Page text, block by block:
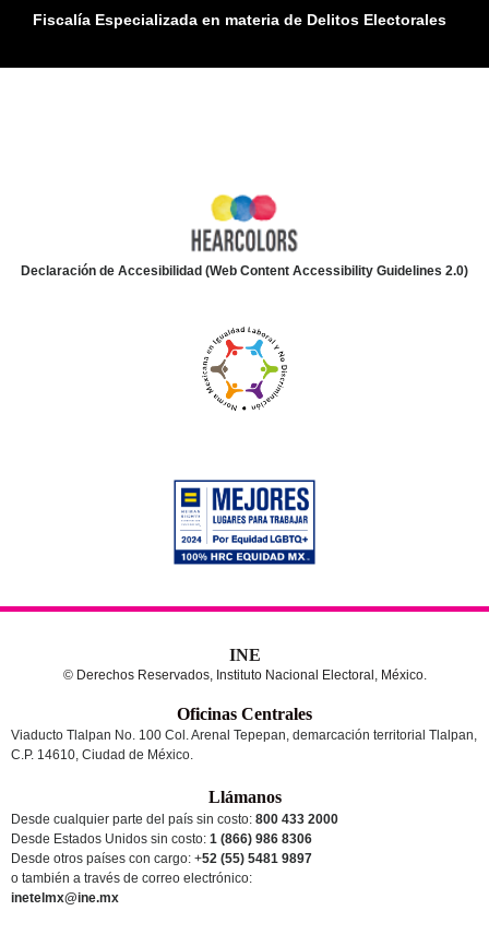
Fiscalía Especializada en materia de Delitos Electorales
Declaración de Accesibilidad (Web Content Accessibility Guidelines 2.0)
INE
© Derechos Reservados, Instituto Nacional Electoral, México.
Oficinas Centrales
Viaducto Tlalpan No. 100 Col. Arenal Tepepan, demarcación territorial Tlalpan,
C.P. 14610, Ciudad de México.
Llámanos
Desde cualquier parte del país sin costo: 800 433 2000
Desde Estados Unidos sin costo: 1 (866) 986 8306
Desde otros países con cargo: +52 (55) 5481 9897
o también a través de correo electrónico:
inetelmx@ine.mx